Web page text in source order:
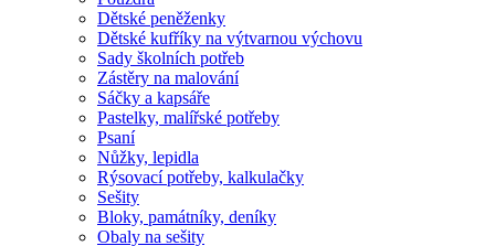
Dětské peněženky
Dětské kufříky na výtvarnou výchovu
Sady školních potřeb
Zástěry na malování
Sáčky a kapsáře
Pastelky, malířské potřeby
Psaní
Nůžky, lepidla
Rýsovací potřeby, kalkulačky
Sešity
Bloky, památníky, deníky
Obaly na sešity